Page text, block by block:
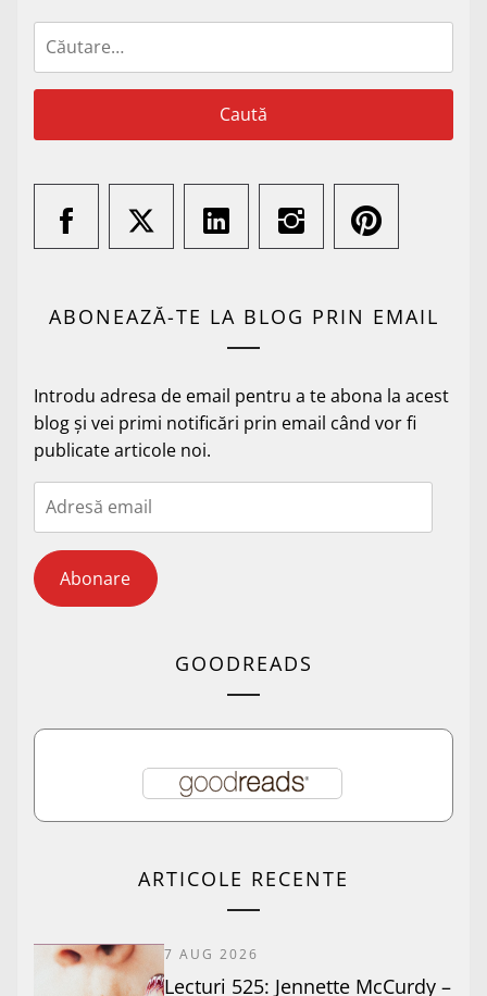
după:
ABONEAZĂ-TE LA BLOG PRIN EMAIL
Introdu adresa de email pentru a te abona la acest
blog și vei primi notificări prin email când vor fi
publicate articole noi.
Adresă
email
Abonare
GOODREADS
ARTICOLE RECENTE
7 AUG 2026
Lecturi 525: Jennette McCurdy –